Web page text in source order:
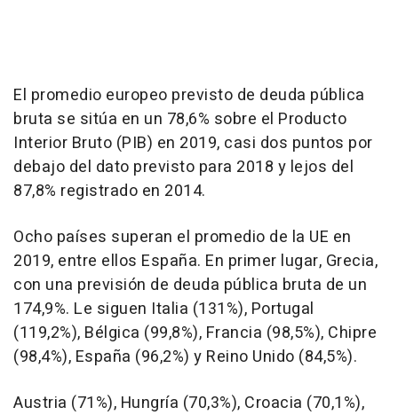
El promedio europeo previsto de deuda pública
bruta se sitúa en un 78,6% sobre el Producto
Interior Bruto (PIB) en 2019, casi dos puntos por
debajo del dato previsto para 2018 y lejos del
87,8% registrado en 2014.
Ocho países superan el promedio de la UE en
2019, entre ellos España. En primer lugar, Grecia,
con una previsión de deuda pública bruta de un
174,9%. Le siguen Italia (131%), Portugal
(119,2%), Bélgica (99,8%), Francia (98,5%), Chipre
(98,4%), España (96,2%) y Reino Unido (84,5%).
Austria (71%), Hungría (70,3%), Croacia (70,1%),